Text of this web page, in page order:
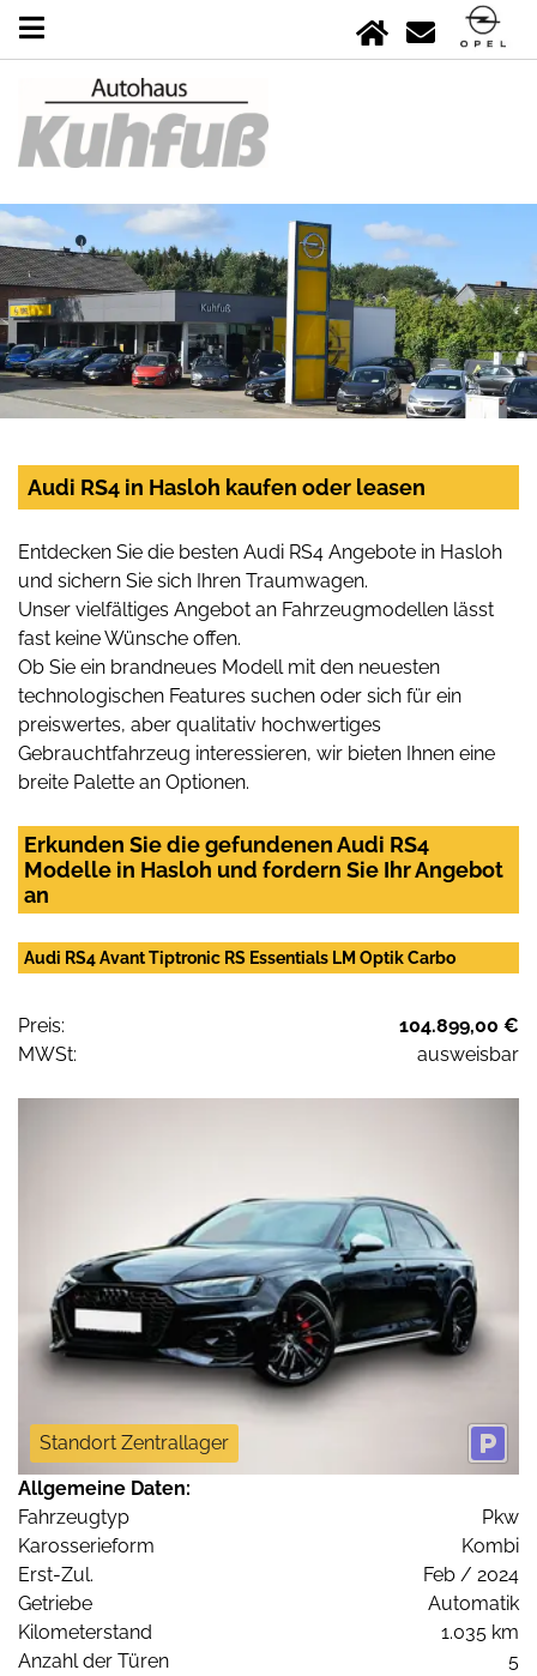
Audi RS4 in Hasloh kaufen oder leasen
Entdecken Sie die besten Audi RS4 Angebote in Hasloh
und sichern Sie sich Ihren Traumwagen.
Unser vielfältiges Angebot an Fahrzeugmodellen lässt
fast keine Wünsche offen.
Ob Sie ein brandneues Modell mit den neuesten
technologischen Features suchen oder sich für ein
preiswertes, aber qualitativ hochwertiges
Gebrauchtfahrzeug interessieren, wir bieten Ihnen eine
breite Palette an Optionen.
Erkunden Sie die gefundenen Audi RS4
Modelle in Hasloh und fordern Sie Ihr Angebot
an
Audi RS4 Avant Tiptronic RS Essentials LM Optik Carbo
Preis:
104.899,00 €
MWSt:
ausweisbar
Standort Zentrallager
Allgemeine Daten:
Fahrzeugtyp
Pkw
Karosserieform
Kombi
Erst-Zul.
Feb / 2024
Getriebe
Automatik
Kilometerstand
1.035 km
Anzahl der Türen
5